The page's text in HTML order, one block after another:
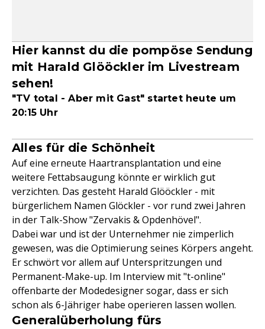
Hier kannst du die pompöse Sendung
mit Harald Glööckler im Livestream
sehen!
"TV total - Aber mit Gast" startet heute um
20:15 Uhr
Alles für die Schönheit
Auf eine erneute Haartransplantation und eine
weitere Fettabsaugung könnte er wirklich gut
verzichten. Das gesteht Harald Glööckler - mit
bürgerlichem Namen Glöckler - vor rund zwei Jahren
in der Talk-Show "Zervakis & Opdenhövel".
Dabei war und ist der Unternehmer nie zimperlich
gewesen, was die Optimierung seines Körpers angeht.
Er schwört vor allem auf Unterspritzungen und
Permanent-Make-up. Im Interview mit "t-online"
offenbarte der Modedesigner sogar, dass er sich
schon als 6-Jähriger habe operieren lassen wollen.
Generalüberholung fürs